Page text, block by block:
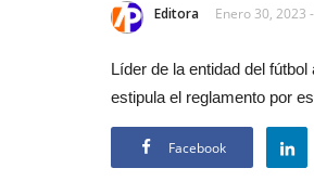
Editora Enero 30, 2023
Líder de la entidad del
estipula el reglamento por
Facebook